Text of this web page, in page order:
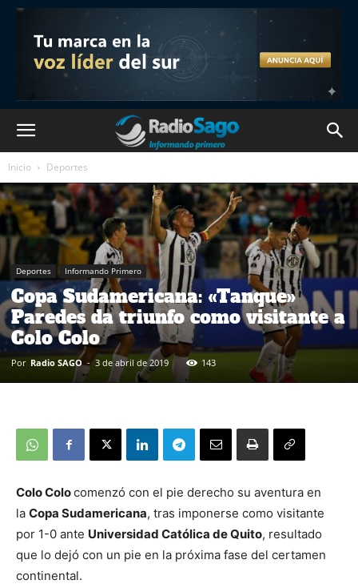
Inicio Deportes
Deportes Informando Primero
Copa Sudamericana: «Tanque»
Paredes da triunfo como visitante a
Colo Colo
Por Radio SAGO - 3 de abril de 2019 143
Colo Colocomenzó con el pie derecho su aventura en
la Copa Sudamericana, tras imponerse como visitante
por 1-0 ante Universidad Católica de Quito, resultado
que lo dejó con un pie en la próxima fase del certamen
continental.